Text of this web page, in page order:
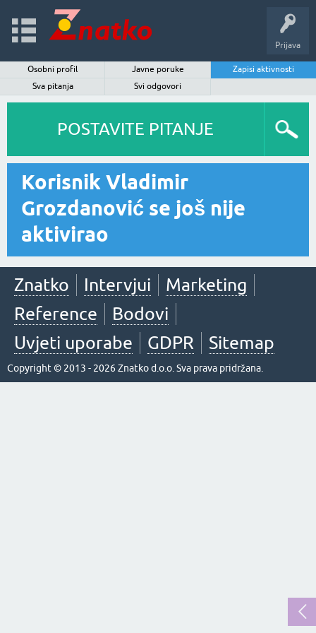
Prijava
Osobni profil Javne poruke
Zapisi aktivnosti
Sva pitanja
Svi odgovori
POSTAVITE PITANJE
Korisnik Vladimir
Grozdanović se još nije
aktivirao
Znatko Intervjui
Marketing
Reference
Bodovi
Uvjeti uporabe
GDPR Sitemap
Copyright © 2013 - 2026 Znatko d.o.o. Sva prava pridržana.